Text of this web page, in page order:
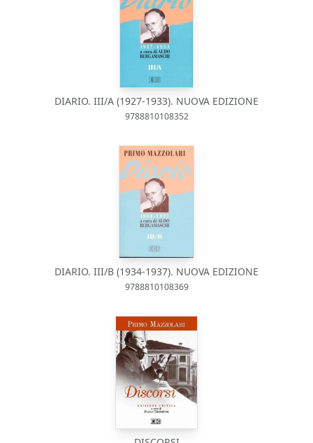
DIARIO. III/A (1927-1933). NUOVA EDIZIONE
9788810108352
DIARIO. III/B (1934-1937). NUOVA EDIZIONE
9788810108369